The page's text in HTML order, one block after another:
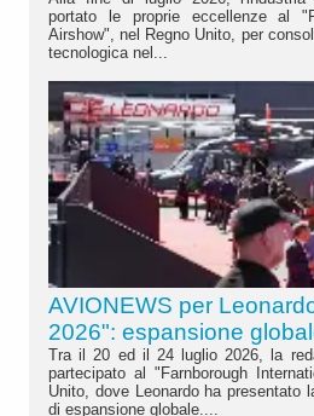
portato le proprie eccellenze al
Airshow", nel Regno Unito, per
tecnologica nel...
AVIONEWS per
2026": espansione
Tra il 20 ed il 24 luglio 2026, la
partecipato al "Farnborough
Unito, dove Leonardo ha presentato
di espansione globale....